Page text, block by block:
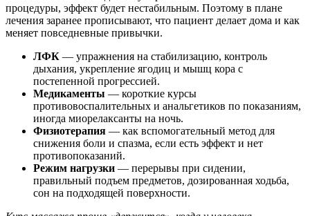
процедуры, эффект будет нестабильным. Поэтому в плане
лечения заранее прописывают, что пациент делает дома и как
меняет повседневные привычки.
ЛФК — упражнения на стабилизацию, контроль
дыхания, укрепление ягодиц и мышц кора с
постепенной прогрессией.
Медикаменты — короткие курсы
противовоспалительных и анальгетиков по показаниям,
иногда миорелаксанты на ночь.
Физиотерапия — как вспомогательный метод для
снижения боли и спазма, если есть эффект и нет
противопоказаний.
Режим нагрузки — перерывы при сидении,
правильный подъем предметов, дозированная ходьба,
сон на подходящей поверхности.